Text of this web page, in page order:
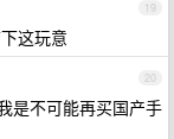
19
这玩意
20
是不可能再买国产手